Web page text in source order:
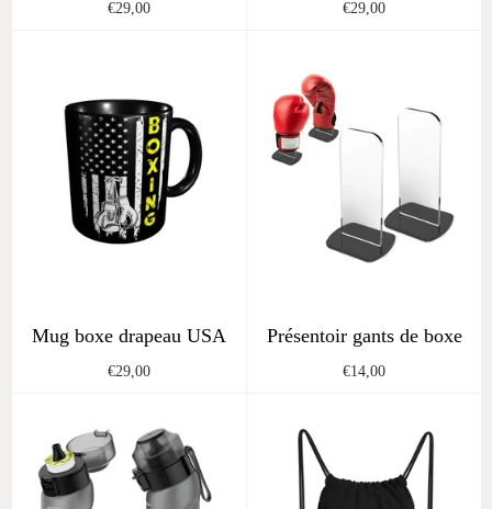
Regular
€29,00
Regular
€29,00
Mug boxe drapeau USA
Regular
€29,00
Présentoir gants de boxe
Regular
€14,00